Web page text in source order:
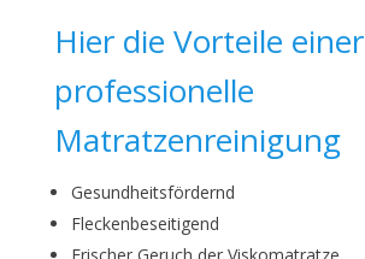
Hier die Vorteile einer
professionelle
Matratzenreinigung
Gesundheitsfördernd
Fleckenbeseitigend